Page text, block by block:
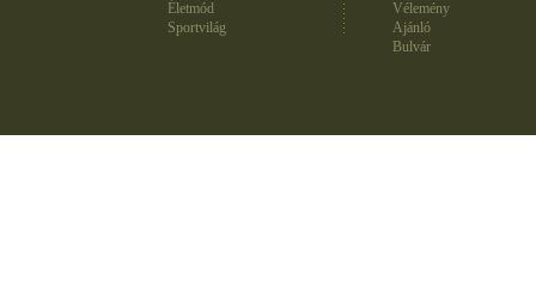
Életmód
Sportvilág
Vélemény
Ajánló
Bulvár